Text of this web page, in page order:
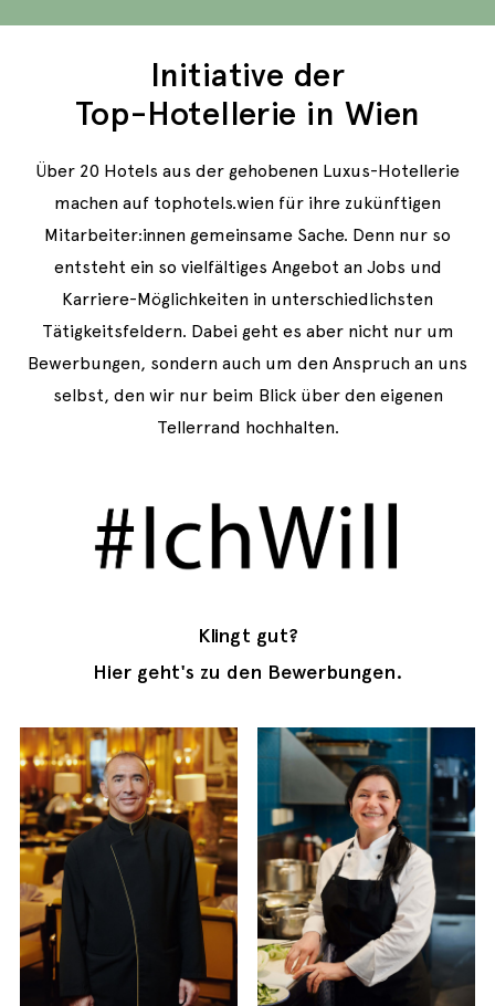
Initiative der
Top-Hotellerie in Wien
Über 20 Hotels aus der gehobenen Luxus-Hotellerie
machen auf tophotels.wien für ihre zukünftigen
Mitarbeiter:innen gemeinsame Sache. Denn nur so
entsteht ein so vielfältiges Angebot an Jobs und
Karriere-Möglichkeiten in unterschiedlichsten
Tätigkeitsfeldern. Dabei geht es aber nicht nur um
Bewerbungen, sondern auch um den Anspruch an uns
selbst, den wir nur beim Blick über den eigenen
Tellerrand hochhalten.
Klingt gut?
Hier geht's zu den Bewerbungen.